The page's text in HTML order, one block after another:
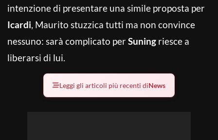
intenzione di presentare una simile proposta per
Icardi, Maurito stuzzica tutti ma non convince
nessuno: sarà complicato perSuning riesce a
liberarsi di lui.
Leggi gli articoli più recenti diNews